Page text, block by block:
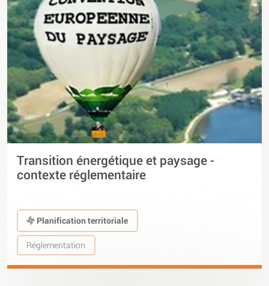
Transition énergétique et paysage -
contexte réglementaire
Planification territoriale
Réglementation